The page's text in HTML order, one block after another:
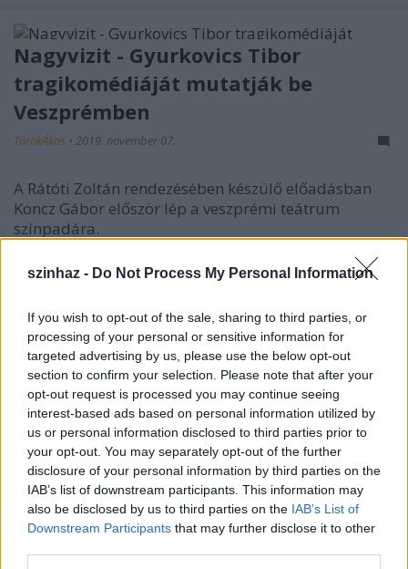
szinhaz - Do Not Process My Personal Information
If you wish to opt-out of the sale, sharing to third parties, or
processing of your personal or sensitive information for
targeted advertising by us, please use the below opt-out
section to confirm your selection. Please note that after your
opt-out request is processed you may continue seeing
interest-based ads based on personal information utilized by
us or personal information disclosed to third parties prior to
your opt-out. You may separately opt-out of the further
disclosure of your personal information by third parties on the
IAB’s list of downstream participants. This information may
also be disclosed by us to third parties on the IAB’s List of
Downstream Participants that may further disclose it to other
Nagyvizit - Gyurkovics Tibor
tragikomédiáját mutatják be
Veszprémben
TörökÁkos • 2019. november 07.
A Rátóti Zoltán rendezésében készülő előadásban
Koncz Gábor először lép a veszprémi teátrum
színpadára.
Pont és ellenpont – Interjú Bodor
Johannával
TörökÁkos•2019. november 07.
A koreográfus első tatabányai munkája kapcsán Joe
Masteroff, John Kander és Fred Ebb legendás
musicalje, a Cabaret rétegzettségéről és
kimeríthetetlenségéről is mesélt.
Kifeküdtünk, összeálltunk - Tetris
Challenge Miskolcon